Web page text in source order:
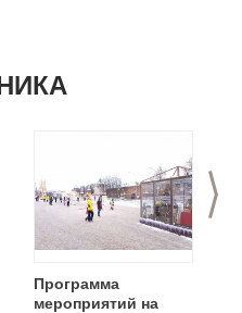
>
Программа
мероприятий на